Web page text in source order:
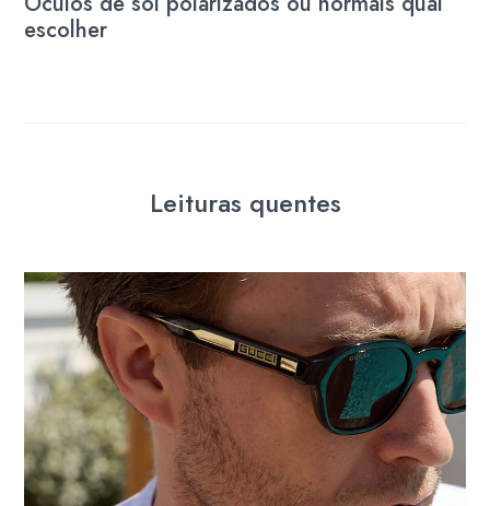
escolher
Leituras quentes